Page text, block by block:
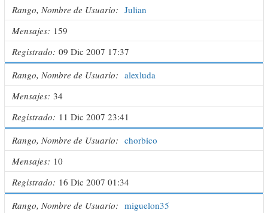
Rango, Nombre de Usuario
Julian
Mensajes 159
Registrado 09 Dic 2007 17:37
Rango, Nombre de Usuario
alexluda
Mensajes 34
Registrado
11 Dic 2007 23:41
Rango, Nombre de Usuario
chorbico
Mensajes 10
Registrado
16 Dic 2007 01:34
Rango, Nombre de Usuario
miguelon35